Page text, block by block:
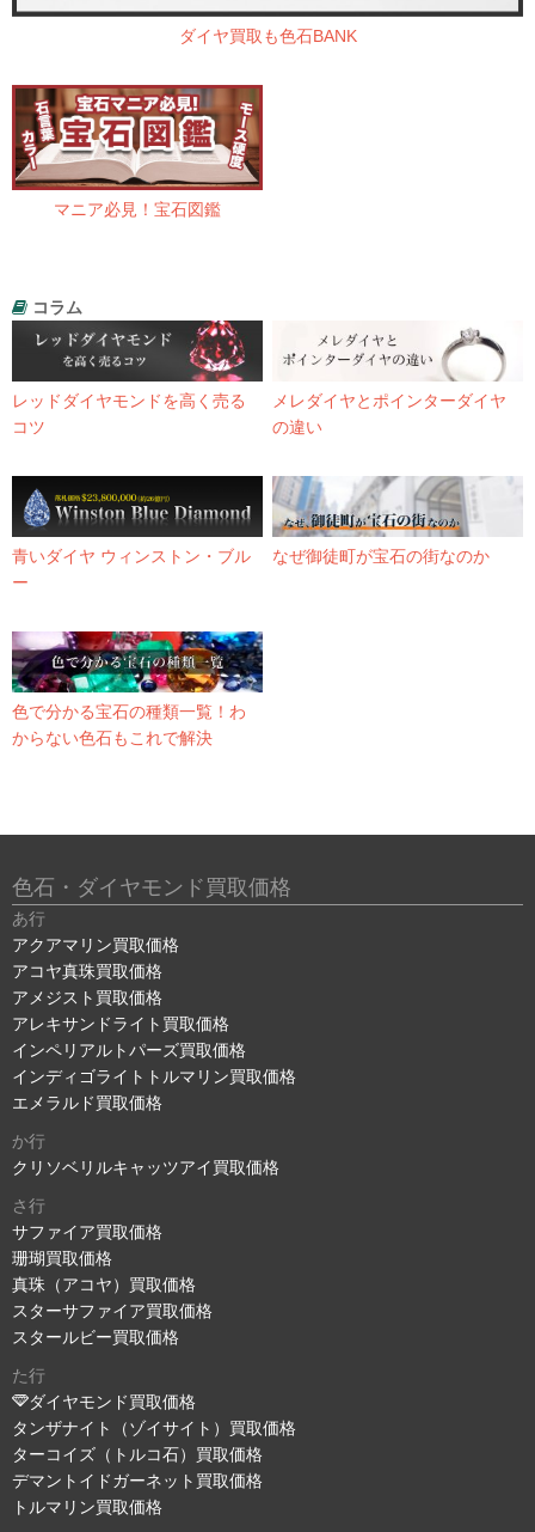
ダイヤ買取も色石BANK
マニア必見！宝石図鑑
コラム
レッドダイヤモンドを高く売る
コツ
メレダイヤとポインターダイヤ
の違い
青いダイヤ ウィンストン・ブル
ー
なぜ御徒町が宝石の街なのか
色で分かる宝石の種類一覧！わ
からない色石もこれで解決
色石・ダイヤモンド買取価格
あ行
アクアマリン買取価格
アコヤ真珠買取価格
アメジスト買取価格
アレキサンドライト買取価格
インペリアルトパーズ買取価格
インディゴライトトルマリン買取価格
エメラルド買取価格
か行
クリソベリルキャッツアイ買取価格
さ行
サファイア買取価格
珊瑚買取価格
真珠（アコヤ）買取価格
スターサファイア買取価格
スタールビー買取価格
た行
ダイヤモンド買取価格
タンザナイト（ゾイサイト）買取価格
ターコイズ（トルコ石）買取価格
デマントイドガーネット買取価格
トルマリン買取価格